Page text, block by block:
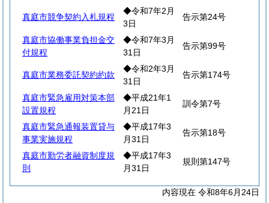
真庭市競争契約入札規程
◆令和7年2月
3日
告示第24号
真庭市協働事業負担金交
付規程
◆令和7年3月
31日
告示第99号
真庭市業務委託契約約款
◆令和2年3月
31日
告示第174号
真庭市緊急雇用対策本部
設置規程
◆平成21年1
月21日
訓令第7号
真庭市緊急通報装置貸与
事業実施規程
◆平成17年3
月31日
告示第18号
真庭市勤労者融資制度規
則
◆平成17年3
月31日
規則第147号
内容現在 令和8年6月24日